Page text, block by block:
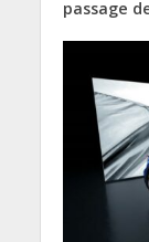
passage